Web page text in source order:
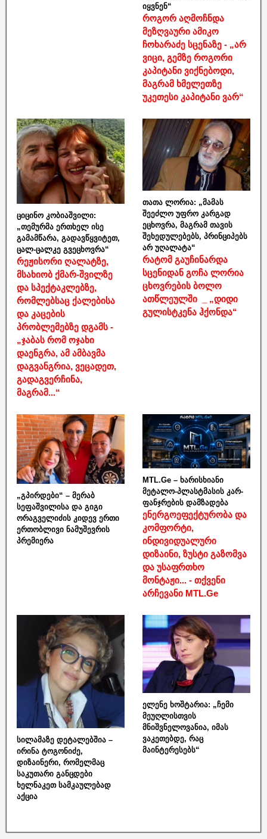
იყვნენ“
როგორ აღმოჩნდა
მეზღვაური ამიკო
ჩოხარაძე სცენაზე - „არ
ვიცი, გემზე როგორი
კაპიტანი ვიქნებოდი,
მაგრამ ხმელეთზე
უკეთესი კაპიტანი ვარ“
ციცინო კობიაშვილი:
„თემურმა ერთხელ ისე
გამამწარა, გადავწყვიტეთ,
ცალ-ცალკე გვეცხოვრა“
რეჟისორი ღალატზე,
მსახიობ ქმარ-შვილზე
და სპექტაკლებზე,
რომლებსაც ქალებისა
და კაცების
პრობლემებზე დგამს -
„ჯაბას რომ ოჯახი
დაენგრა, ამ ამბავმა
დაგვანგრია, ვეცადეთ,
გადაგვერჩინა,
მაგრამ...“
თათა ლორია: „მამას
შეეძლო უფრო კარგად
ეცხოვრა, მაგრამ თავის
შეხედულებებს, პრინციპებს
არ უღალატა“
რატომ გაუჩინარდა
სცენიდან გოჩა ლორია
ცხოვრების ბოლო
ათწლეულში _ „დიდი
გულისტკენა ჰქონდა“
„გპირდები“ – მერაბ
სეფაშვილისა და გიგი
ორაგველიძის კიდევ ერთი
ერთობლივი ნამუშევრის
პრემიერა
MTL.Ge – ხარისხიანი
მეტალო-პლასტმასის კარ-
ფანჯრების დამზადება
ენერგოეფექტურობა და
კომფორტი,
ინდივიდუალური
დიზაინი, ზუსტი გაზომვა
და უსაფრთხო
მონტაჟი... - თქვენი
არჩევანი MTL.Ge
სილამაზე დეტალებშია –
ირინა ტოგონიძე,
დიზაინერი, რომელმაც
საკუთარი განცდები
ხელნაკეთ სამკაულებად
აქცია
ელენე ხოშტარია: „ჩემი
მეუღლისთვის
მნიშვნელოვანია, იმას
ვაკეთებდე, რაც
მაინტერესებს“